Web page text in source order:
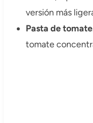
versión más
Pasta de
tomate